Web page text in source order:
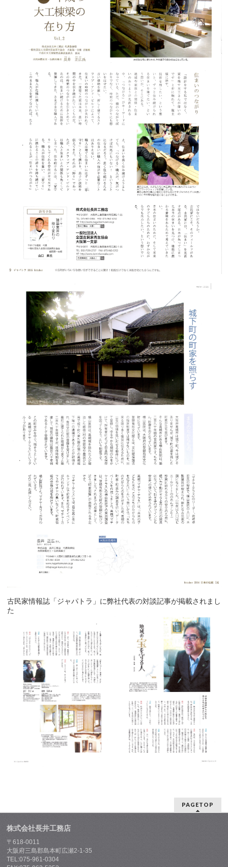
古民家情報誌「ジャパトラ」に弊社代表の対談記事が掲載されまし
た
PAGETOP
株式会社長井工務店
〒618-0011
大阪府三島郡島本町広瀬2-1-35
TEL:075-961-0304